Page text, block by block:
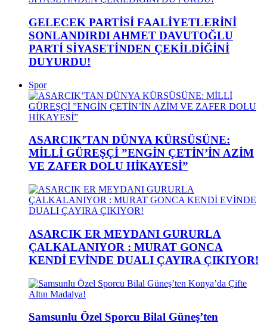
GELECEK PARTİSİ FAALİYETLERİNİ
SONLANDIRDI AHMET DAVUTOĞLU
PARTİ SİYASETİNDEN ÇEKİLDİĞİNİ
DUYURDU!
Spor
ASARCIK’TAN DÜNYA KÜRSÜSÜNE:
MİLLİ GÜREŞÇİ ”ENGİN ÇETİN’İN AZİM
VE ZAFER DOLU HİKAYESİ”
ASARCIK ER MEYDANI GURURLA
ÇALKALANIYOR : MURAT GONCA
KENDİ EVİNDE DUALI ÇAYIRA ÇIKIYOR!
Samsunlu Özel Sporcu Bilal Güneş’ten